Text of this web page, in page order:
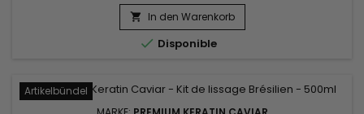
 In den Warenkorb
 Disponible
Artikelbündel